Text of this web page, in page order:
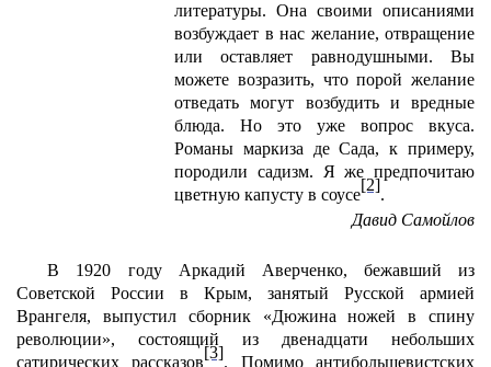
литературы. Она своими описаниями
возбуждает в нас желание, отвращение
или оставляет равнодушными. Вы
можете возразить, что порой желание
отведать могут возбудить и вредные
блюда. Но это уже вопрос вкуса.
Романы маркиза де Сада, к примеру,
породили садизм. Я же предпочитаю
цветную капусту в соусе
[2]
.
Давид Самойлов
В 1920 году Аркадий Аверченко, бежавший из
Советской России в Крым, занятый Русской армией
Врангеля, выпустил сборник «Дюжина ножей в спину
революции», состоящий из двенадцати небольших
сатирических рассказов
[3]
. Помимо антибольшевистских